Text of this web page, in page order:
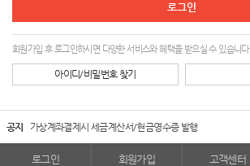
회원가입 후 로그인하시면 다양한 서비스와 혜택을 받으실 수 있습니다.
아이디/비밀번호 찾기
공지 가상계좌결제시 세금계산서/현금영수증 발행
로그인 회원가입 고객센터